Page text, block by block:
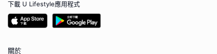
下載 U Lifestyle應用程式
關於